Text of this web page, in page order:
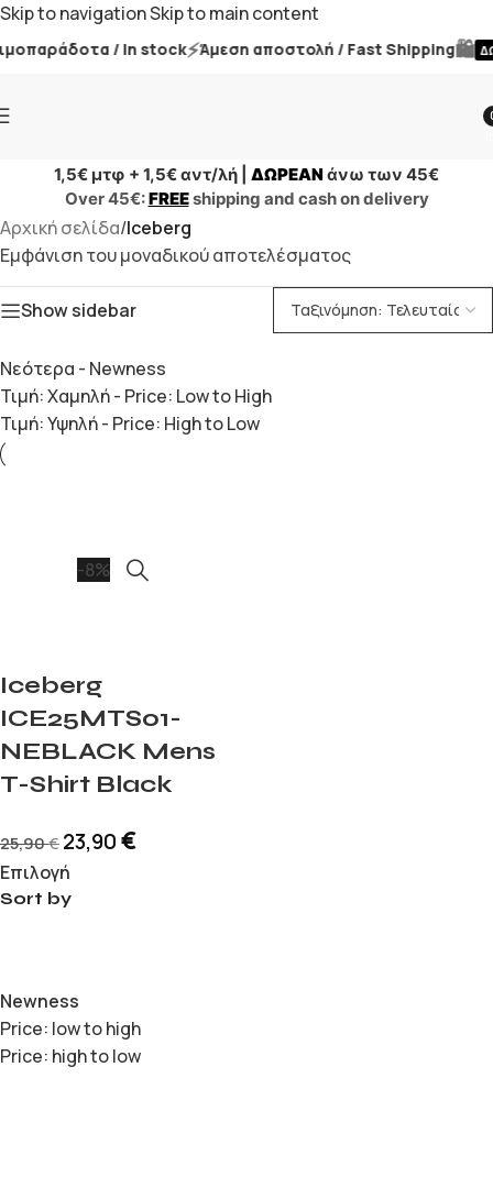
Skip to navigationSkip to main content
/ In stock⚡Άμεση αποστολή / Fast Shipping🛍️
1,5€ μτφ + 1,5€ αντ/λή | ΔΩΡΕΑΝάνω των 45€
Over 45€:FREEshipping and cash on delivery
Αρχική σελίδα/Iceberg
Εμφάνιση του μοναδικού αποτελέσματος
Show sidebar
Νεότερα - Newness
Τιμή: Χαμηλή - Price: Low to High
Τιμή: Υψηλή - Price: High to Low
-8%
Iceberg
ICE25MTS01-
NEBLACK Mens
T-Shirt Black
25,90€ 23,90€
Επιλογή
Sort by
Newness
Price: low to high
Price: high to low